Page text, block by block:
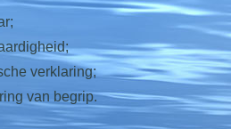
verklaring;
van begrip.